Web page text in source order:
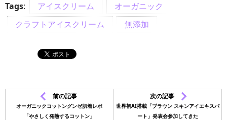
Tags: アイスクリーム
オーガニック
クラフトアイスクリーム
無添加
前の記事
オーガニックコットングンゼ肌着レポ
「やさしく発熱するコットン」
次の記事
世界初AI搭載「ブラウン スキンアイエキスパ
ート」発表会参加してきた